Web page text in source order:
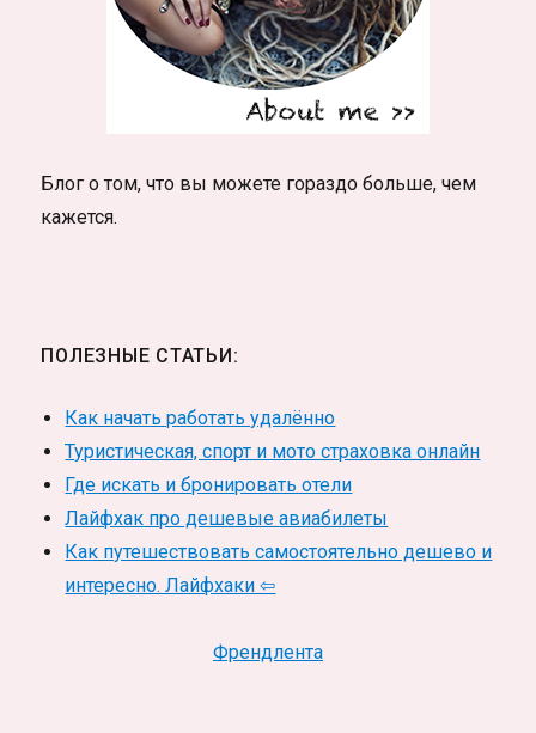
Блог о том, что вы можете гораздо больше, чем
кажется.
ПОЛЕЗНЫЕ СТАТЬИ:
Как начать работать удалённо
Туристическая, спорт и мото страховка онлайн
Где искать и бронировать отели
Лайфхак про дешевые авиабилеты
Как путешествовать самостоятельно дешево и
интересно. Лайфхаки ⇦
Френдлента